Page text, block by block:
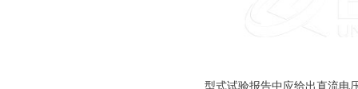
型式试验报告中应给出直流电